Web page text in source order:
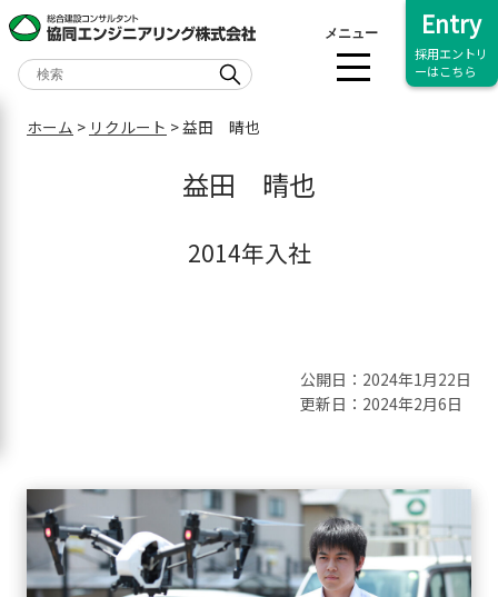
メニュー Entry
採用エントリ
ーはこちら
ホーム > リクルート >益田 晴也
益田 晴也
2014年入社
公開日：2024年1月22日
更新日：2024年2月6日